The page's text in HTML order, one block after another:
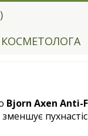
Bjorn Axen Anti-